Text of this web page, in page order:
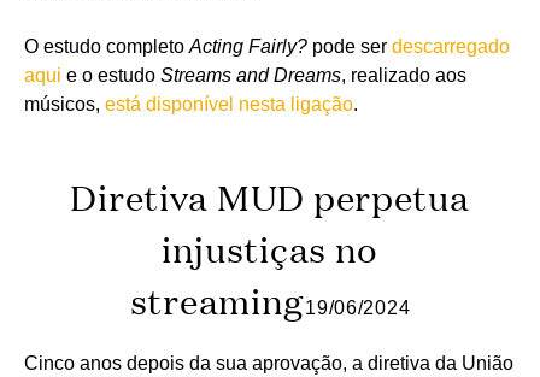
O estudo completo Acting Fairly? pode ser descarregado
aqui e o estudo Streams and Dreams, realizado aos
músicos, está disponível nesta ligação.
Diretiva MUD perpetua
injustiças no
streaming19/06/2024
Cinco anos depois da sua aprovação, a diretiva da União